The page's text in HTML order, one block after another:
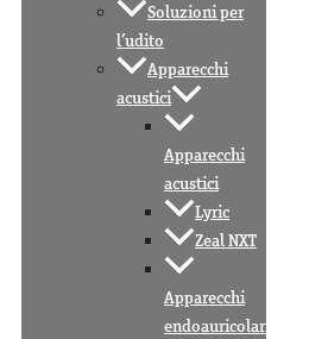
Soluzioni per
l’udito
Apparecchi
acustici
Apparecchi
acustici
Lyric
Zeal NXT
Apparecchi
endoauricolari